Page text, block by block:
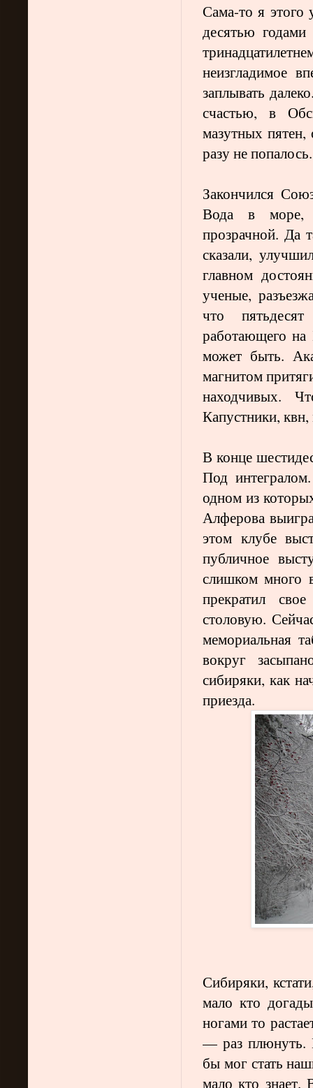
Сама-то я этого
десятью
неизгладимое
заплывать
счастью, в
мазутных
разу не попалось.
Закончился
Вода в море,
прозрачной. Да
сказали,
главном
ученые,
что пятьдесят
работающего
может быть.
магнитом
находчивых.
Капустники,
В конце
Под
одном из
Алферова
этом клубе
публичное
слишком много
прекратил
столовую.
мемориальная
вокруг
сибиряки, как
приезда.
Сибиряки,
мало кто
ногами то
— раз плюнуть.
бы мог стать
мало кто